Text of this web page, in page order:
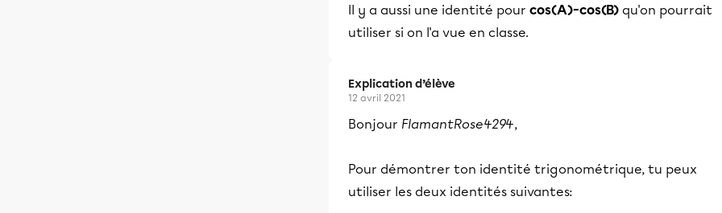
Il y a aussi une identité pour cos(A)-cos(B) qu'on pourrait
utiliser si on l'a vue en classe.
Explication d’élève
12 avril 2021
Bonjour FlamantRose4294,
Pour démontrer ton identité trigonométrique, tu peux
utiliser les deux identités suivantes: